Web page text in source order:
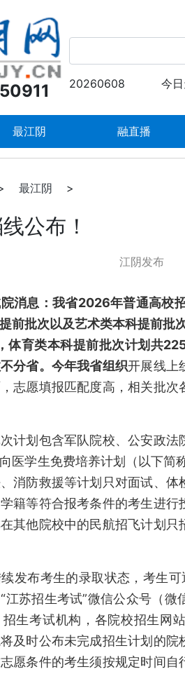
20260608 今
最江阴 融直播
最江阴 >
公布！
江阴发布
消息：我省2026年普通高校
前批次以及艺术类本科提前批
体育类本科提前批次计划共
分省。今年我省组织开展线上
志愿填报匹配度高，相关批
计划包含军队院校、公安政
医学生免费培养计划（以下简
消防救援等计划只对面试、
籍等符合报考条件的考生进
其他院校中的民航招飞计划
发布考生的录取状态，考生
江苏招生考试”微信公众号（微
生考试机构，各院校招生网
及时公布未完成招生计划的
愿条件的考生须按规定时间